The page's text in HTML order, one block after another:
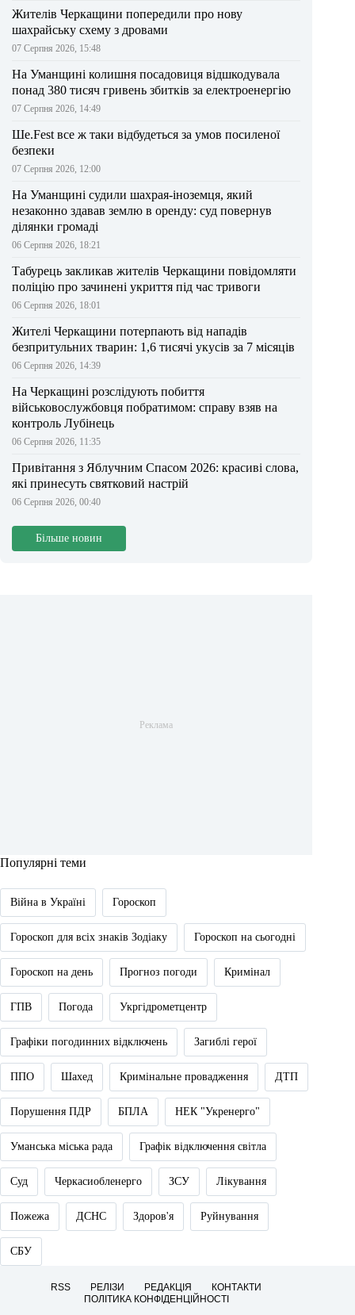
Жителів Черкащини попередили про нову
шахрайську схему з дровами
07 Серпня 2026, 15:48
На Уманщині колишня посадовиця відшкодувала
понад 380 тисяч гривень збитків за електроенергію
07 Серпня 2026, 14:49
Ше.Fest все ж таки відбудеться за умов посиленої
безпеки
07 Серпня 2026, 12:00
На Уманщині судили шахрая-іноземця, який
незаконно здавав землю в оренду: суд повернув
ділянки громаді
06 Серпня 2026, 18:21
Табурець закликав жителів Черкащини повідомляти
поліцію про зачинені укриття під час тривоги
06 Серпня 2026, 18:01
Жителі Черкащини потерпають від нападів
безпритульних тварин: 1,6 тисячі укусів за 7 місяців
06 Серпня 2026, 14:39
На Черкащині розслідують побиття
військовослужбовця побратимом: справу взяв на
контроль Лубінець
06 Серпня 2026, 11:35
Привітання з Яблучним Спасом 2026: красиві слова,
які принесуть святковий настрій
06 Серпня 2026, 00:40
Більше новин
Популярні теми
Війна в Україні Гороскоп
Гороскоп для всіх знаків Зодіаку Гороскоп на сьогодні
Гороскоп на день Прогноз погоди Кримінал
ГПВ Погода Укргідрометцентр
Графіки погодинних відключень Загиблі герої
ППО Шахед Кримінальне провадження ДТП
Порушення ПДР БПЛА НЕК "Укренерго"
Уманська міська рада Графік відключення світла
Суд Черкасиобленерго ЗСУ Лікування
Пожежа ДСНС Здоров'я Руйнування
СБУ
RSS РЕЛІЗИ РЕДАКЦІЯ
КОНТАКТИ
ПОЛІТИКА КОНФІДЕНЦІЙНОСТІ